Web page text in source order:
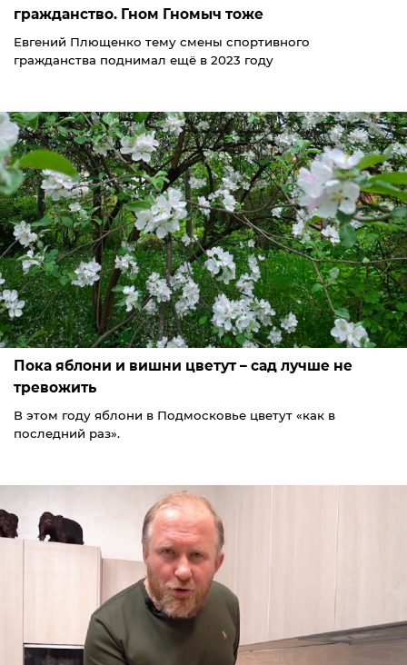
гражданство. Гном Гномыч тоже
Евгений Плющенко тему смены спортивного
гражданства поднимал ещё в 2023 году
Пока яблони и вишни цветут – сад лучше не
тревожить
В этом году яблони в Подмосковье цветут «как в
последний раз».